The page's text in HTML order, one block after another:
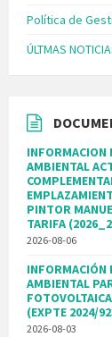
Política de
ÚLTMAS
INFORMACION
AMBIENTAL
PINTOR
TARIFA
2026-08-06
INFORMACIÓN
AMBIENTAL
(EXPTE 2024/
2026-08-03